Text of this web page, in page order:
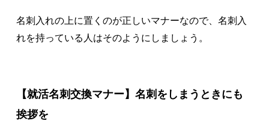
名刺入れの上に置くのが正しいマナーなので、名刺入
れを持っている人はそのようにしましょう。
【就活名刺交換マナー】名刺をしまうときにも
挨拶を